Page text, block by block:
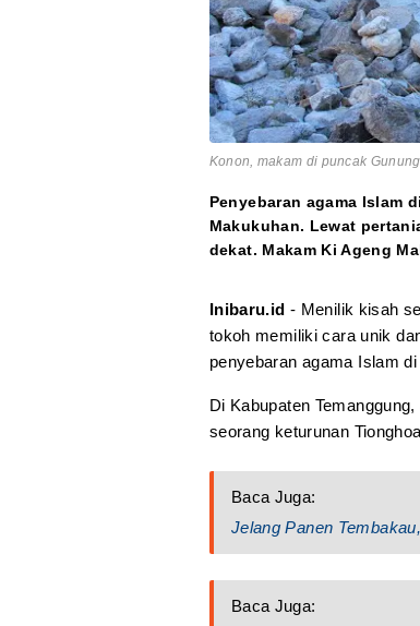
Konon, makam di puncak
Penyebaran agama Islam
Makukuhan. Lewat
dekat. Makam Ki Ageng
Inibaru.id - Menilik kisah
tokoh memiliki cara unik
penyebaran agama Islam
Di Kabupaten
seorang keturunan
Baca Juga:
Jelang Panen
Baca Juga: